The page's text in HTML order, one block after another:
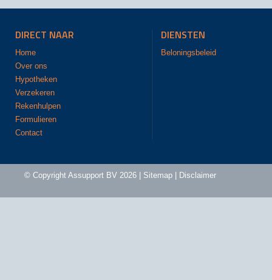
DIRECT NAAR
Home
Over ons
Hypotheken
Verzekeren
Rekenhulpen
Formulieren
Contact
DIENSTEN
Beloningsbeleid
© Copyright Assupport BV 2026 | Sitemap | Disclaimer